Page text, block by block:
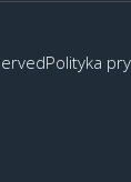
Polityka